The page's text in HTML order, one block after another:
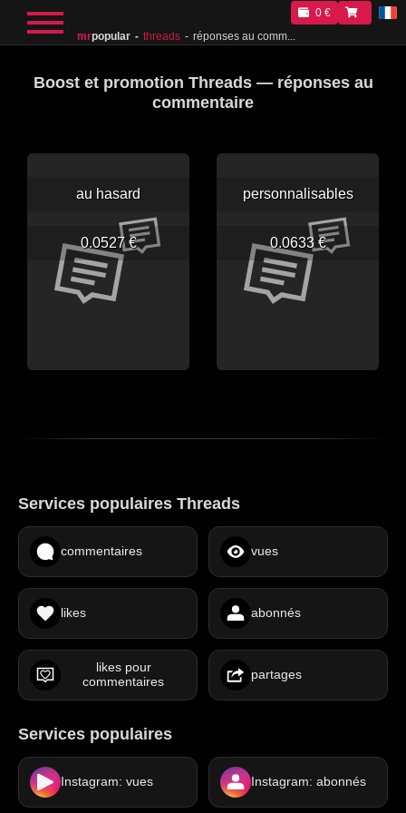
mrpopular threads réponses au comm...
0 €
Boost et promotion Threads — réponses au
commentaire
au hasard
0.0527 €
personnalisables
0.0633 €
Services populaires Threads
commentaires vues
likes abonnés
likes pour
commentaires
partages
Services populaires
Instagram: vues Instagram: abonnés